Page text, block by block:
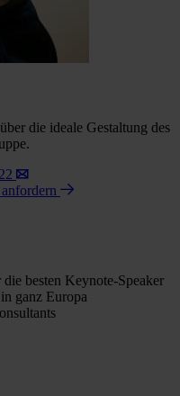
die ideale Gestaltung des
besten Keynote-Speaker
ganz Europa